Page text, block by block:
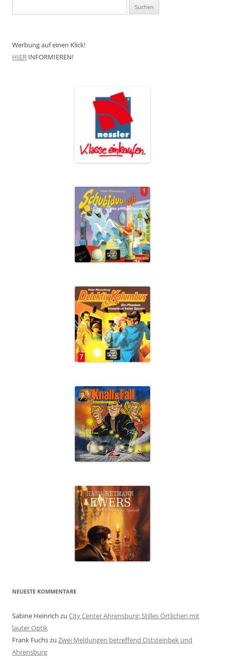
nach:
Werbung auf einen Klick!
HIER INFORMIEREN!
NEUESTE KOMMENTARE
Sabine Heinrich zu City Center Ahrensburg: Stilles Örtlichen mit
lauter Optik
Frank Fuchszu Zwei Meldungen betreffend Oststeinbek und
Ahrensburg